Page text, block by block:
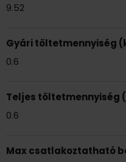
9.52
Gyári töltetmennyiség
0.6
Teljes töltetmennyiség
0.6
Max csatlakoztatható